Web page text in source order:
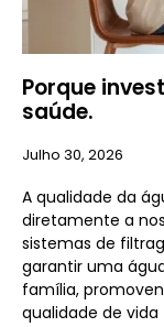
Porque
saúde.
Julho 30, 2026
A qualidade da
diretamente a
sistemas de
garantir uma
família,
qualidade de vida